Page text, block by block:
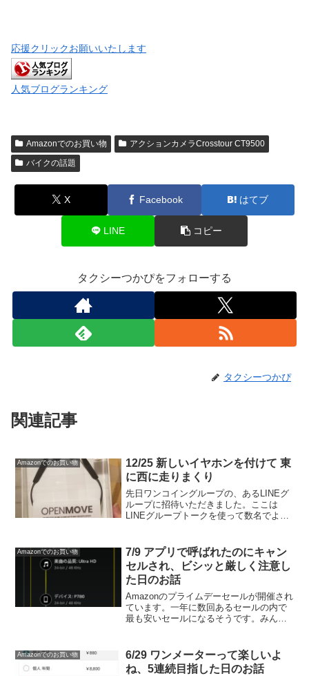
応援クリックお願いいたします
人気ブログランキング
Amazonでのお買い物
アクションカメラCrosstour CT9500
バイクの話題
X Facebook はてブ
LINE コピー
タクシーつかぴをフォローする
タクシーつかぴ
関連記事
Amazonでのお買い物
12/25 新しいイヤホンを付けて 東
に西に走りまくり
先日ワンコイングループの、あるLINEグ
ループに招待いただきました。ここは
LINEグループトークを使って数名でよく
たことがなかったので、すごくリアルな
情報交換をしながら...
Amazonでのお買い物
7/9 アプリで呼ばれたのにキャン
セルされ、ビシッと厳しく注意し
た日のお話
Amazonのプライムデーセールが開催され
ています。一年に数回あるセールの内で
最も安いセールになるそうです。みんな
れてきますが、私は今回買いたい物を決
めていました。SO...
Amazonでのお買い物
6/29 ワンメーターって楽しいよ
ね、5連続目指した日のお話